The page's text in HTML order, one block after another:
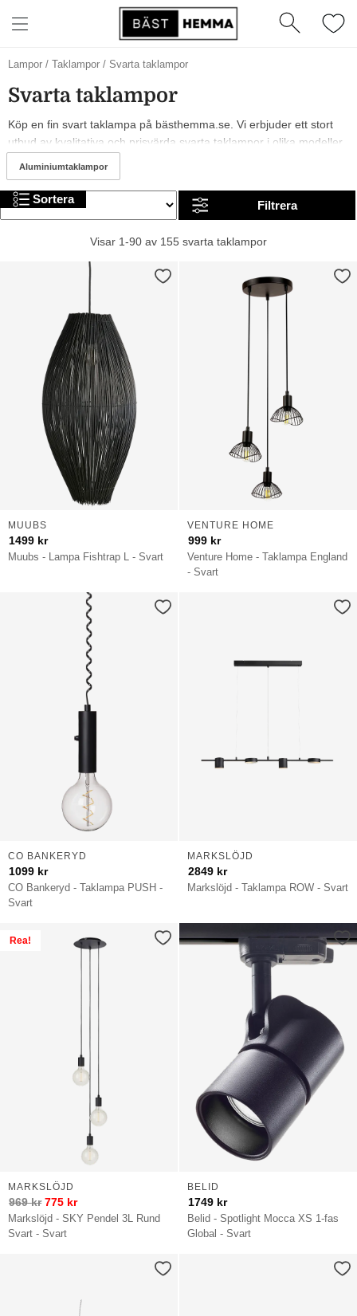
Lampor / Taklampor / Svarta taklampor
Svarta taklampor
Köp en fin svart taklampa på bästhemma.se. Vi erbjuder ett stort
utbud av kvalitativa och prisvärda svarta taklampor i olika modeller,
är det trendigt med och svarta svarta taklampor. I sortimentet finns
allt från billiga till mer exklusiva alternativ. Trevlig shopping!
Aluminiumtaklampor
Sortera Filtrera
Visar 1-90 av 155 svarta taklampor
Muubs - Lampa Fishtrap L - Svart
MUUBS
1499 kr
Venture Home - Taklampa England
- Svart
VENTURE HOME
999 kr
CO Bankeryd - Taklampa PUSH -
Svart
CO BANKERYD
1099 kr
Markslöjd - Taklampa ROW - Svart
MARKSLÖJD
2849 kr
Rea!
Markslöjd - SKY Pendel 3L Rund
Svart - Svart
MARKSLÖJD
969kr 775 kr
Belid - Spotlight Mocca XS 1-fas
Global - Svart
BELID
1749 kr